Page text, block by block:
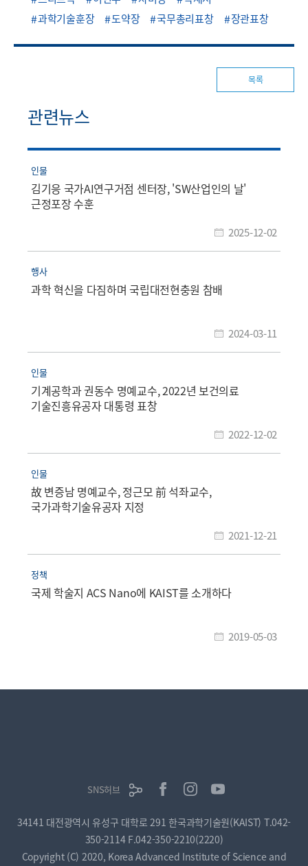
과학기술훈장
도약장 국무총리표창 장관표창
목록
관련뉴스
인물
김기응 국가AI연구거점 센터장, 'SW산업인의 날'
근정포장 수훈
2025-12-02
행사
과학 혁신을 다짐하며 국립대전현충원 참배
2024-03-11
인물
기계공학과 권동수 명예교수, 2022년 보건의료
기술진흥유공자 대통령 표창
2022-12-02
인물
故 변증남 명예교수, 정근모 前 석좌교수,
국가과학기술유공자 지정
2021-12-21
정책
국제 학술지 ACS Nano에 KAIST를 소개하다
2019-05-03
SNS허브
34141 대전광역시 유성구 대학로 291 한국과학기술원(KAIST) T.042-
350-2114 F.042-350-2210(2220)
Copyright (C) 2020, Korea Advanced Institute of Science and